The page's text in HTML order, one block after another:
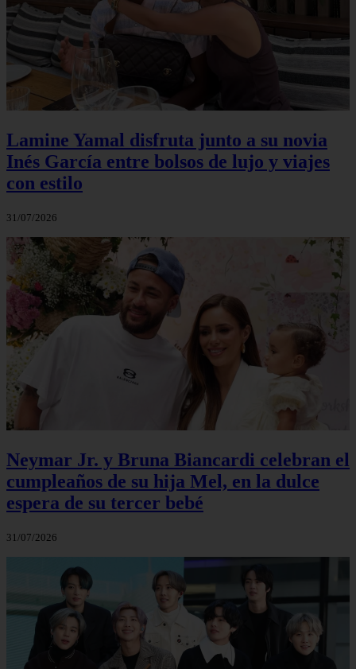
Lamine Yamal disfruta junto a su novia
Inés García entre bolsos de lujo y viajes
con estilo
31/07/2026
Neymar Jr. y Bruna Biancardi celebran el
cumpleaños de su hija Mel, en la dulce
espera de su tercer bebé
31/07/2026